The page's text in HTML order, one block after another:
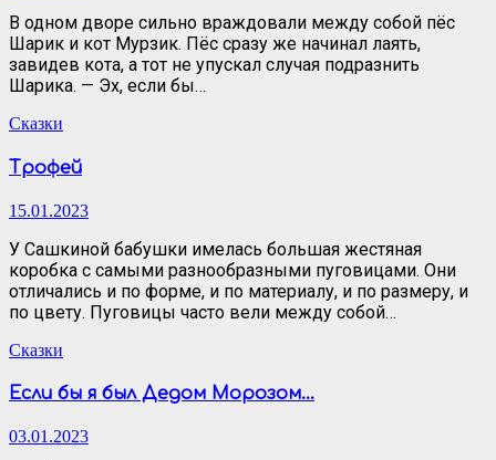
В одном дворе сильно враждовали между собой пёс
Шарик и кот Мурзик. Пёс сразу же начинал лаять,
завидев кота, а тот не упускал случая подразнить
Шарика. — Эх, если бы…
Сказки
Трофей
15.01.2023
У Сашкиной бабушки имелась большая жестяная
коробка с самыми разнообразными пуговицами. Они
отличались и по форме, и по материалу, и по размеру, и
по цвету. Пуговицы часто вели между собой…
Сказки
Если бы я был Дедом Морозом…
03.01.2023